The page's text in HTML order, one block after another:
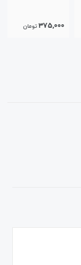
تومان